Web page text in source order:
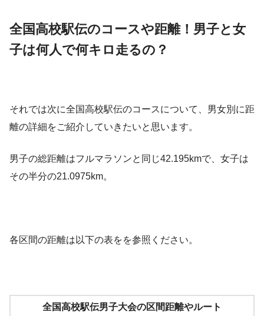
全国高校駅伝のコースや距離！男子と女
子は何人で何キロ走るの？
それでは次に全国高校駅伝のコースについて、男女別に距
離の詳細をご紹介していきたいと思います。
男子の総距離はフルマラソンと同じ42.195kmで、女子は
その半分の21.0975km。
各区間の距離は以下の表をを参照ください。
全国高校駅伝男子大会の区間距離やルート